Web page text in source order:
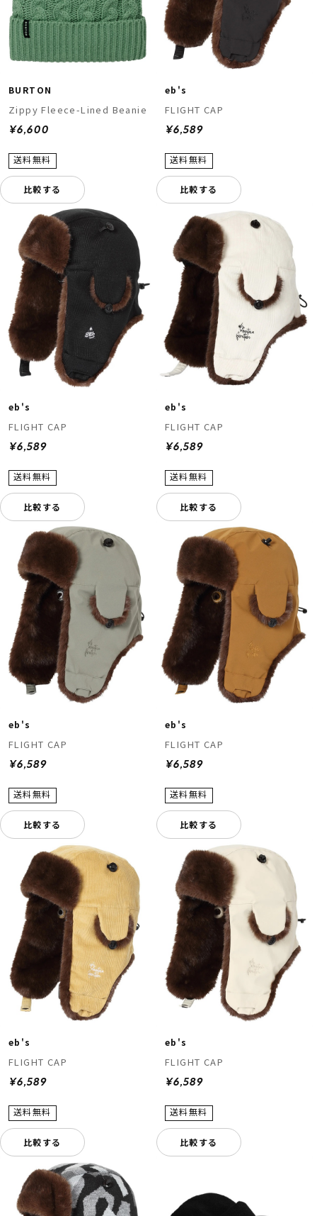
BURTON
Zippy Fleece-Lined Beanie
¥6,600
比較する
eb's
FLIGHT CAP
¥6,589
比較する
eb's
FLIGHT CAP
¥6,589
比較する
eb's
FLIGHT CAP
¥6,589
比較する
eb's
FLIGHT CAP
¥6,589
比較する
eb's
FLIGHT CAP
¥6,589
比較する
eb's
FLIGHT CAP
¥6,589
比較する
eb's
FLIGHT CAP
¥6,589
比較する